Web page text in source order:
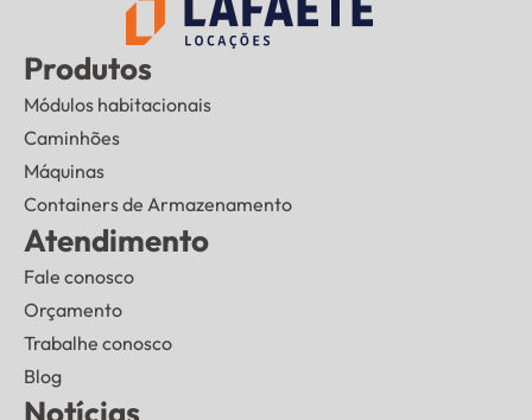
Produtos
Módulos habitacionais
Caminhões
Máquinas
Containers de Armazenamento
Atendimento
Fale conosco
Orçamento
Trabalhe conosco
Blog